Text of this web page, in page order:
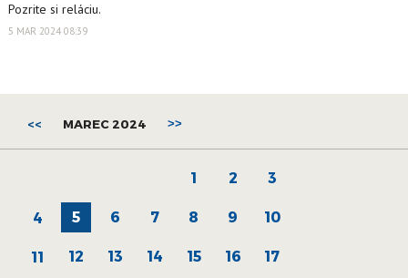
Pozrite si reláciu.
5 MAR 2024 08:39
<< MAREC 2024 >>
1 2 3
4 5 6 7 8 9 10
11 12 13 14 15 16 17